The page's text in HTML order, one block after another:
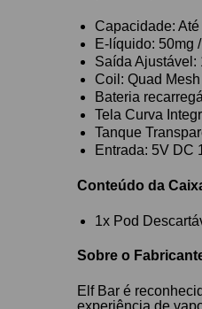
Capacidade:
E-líquido: 50mg /
Saída Ajustável:
Coil: Quad Mesh
Bateria
Tela Curva
Tanque
Entrada: 5V DC
Conteúdo da
1x Pod
Sobre o
Elf Bar é
experiência de